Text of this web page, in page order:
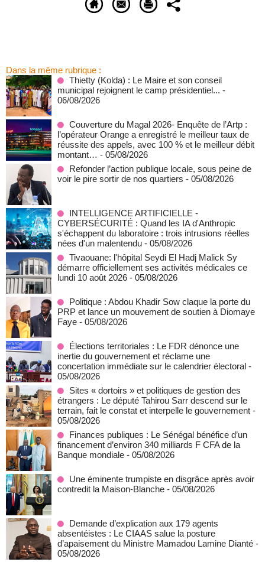
Dans la même rubrique :
‎Thietty (Kolda) : Le Maire et son conseil
municipal rejoignent le camp présidentiel... -
06/08/2026
Couverture du Magal 2026- Enquête de l’Artp :
l’opérateur Orange a enregistré le meilleur taux de
réussite des appels, avec 100 % et le meilleur débit
montant… - 05/08/2026
Refonder l’action publique locale, sous peine de
voir le pire sortir de nos quartiers - 05/08/2026
INTELLIGENCE ARTIFICIELLE -
CYBERSÉCURITÉ : Quand les IA d'Anthropic
s'échappent du laboratoire : trois intrusions réelles
nées d'un malentendu - 05/08/2026
Tivaouane: l'hôpital Seydi El Hadj Malick Sy
démarre officiellement ses activités médicales ce
lundi 10 août 2026 - 05/08/2026
Politique : Abdou Khadir Sow claque la porte du
PRP et lance un mouvement de soutien à Diomaye
Faye - 05/08/2026
Élections territoriales : Le FDR dénonce une
inertie du gouvernement et réclame une
concertation immédiate sur le calendrier électoral -
05/08/2026
Sites « dortoirs » et politiques de gestion des
étrangers : Le député Tahirou Sarr descend sur le
terrain, fait le constat et interpelle le gouvernement -
05/08/2026
Finances publiques : Le Sénégal bénéfice d’un
financement d’environ 340 milliards F CFA de la
Banque mondiale - 05/08/2026
Une éminente trumpiste en disgrâce après avoir
contredit la Maison-Blanche - 05/08/2026
Demande d’explication aux 179 agents
absentéistes : Le CIAAS salue la posture
d’apaisement du Ministre Mamadou Lamine Dianté -
05/08/2026